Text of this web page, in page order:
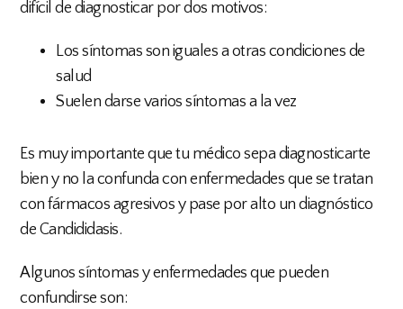
difícil de diagnosticar por dos motivos:
Los síntomas son iguales a otras condiciones de
salud
Suelen darse varios síntomas a la vez
Es muy importante que tu médico sepa diagnosticarte
bien y no la confunda con enfermedades que se tratan
con fármacos agresivos y pase por alto un diagnóstico
de Candididasis.
Algunos síntomas y enfermedades que pueden
confundirse son: